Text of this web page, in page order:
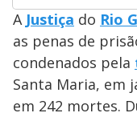
A Justiça do Rio
as penas de
condenados pela
Santa Maria, em
em 242 mortes.